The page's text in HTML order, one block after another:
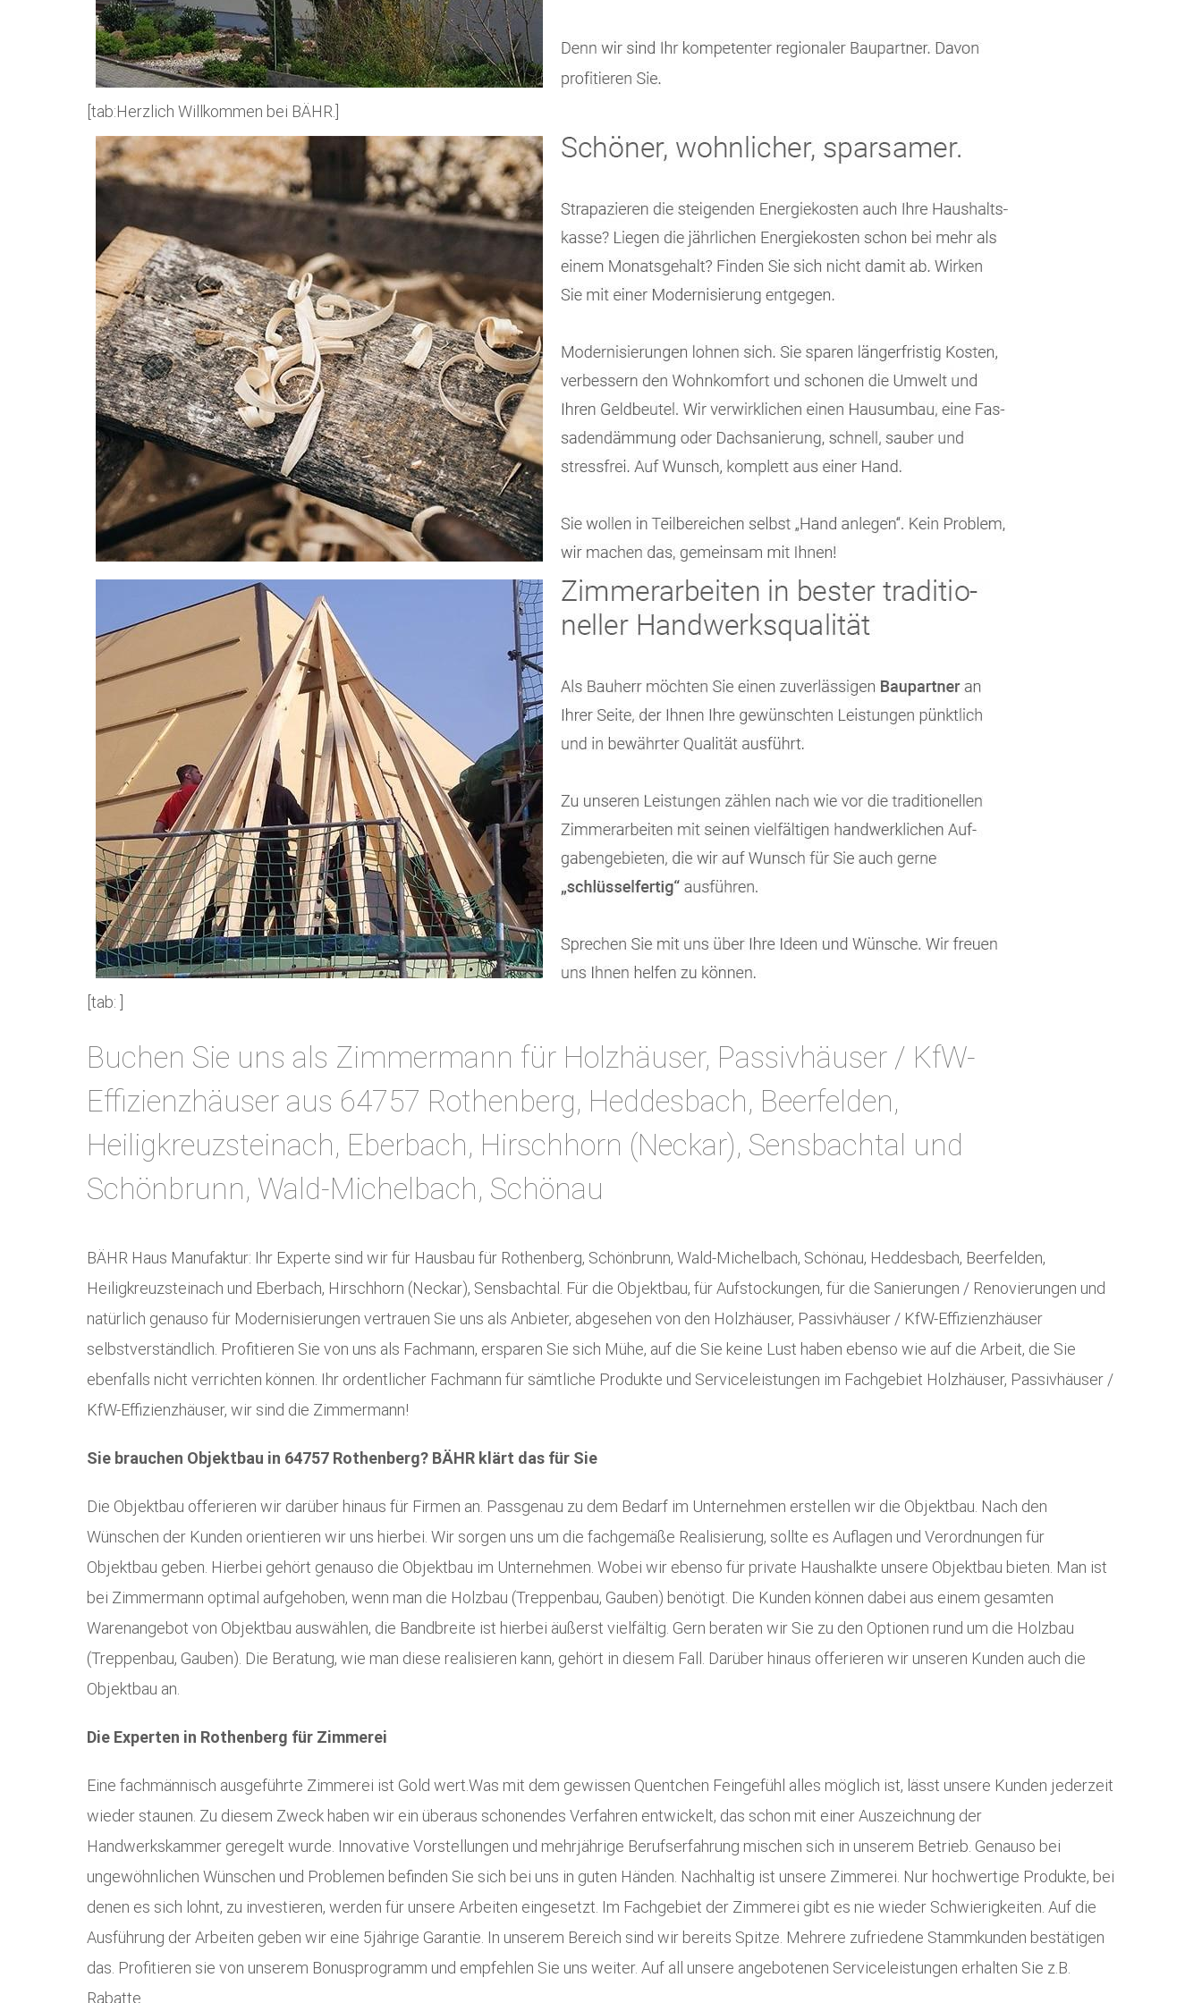
[tab:Herzlich Willkommen bei BÄHR.]
[tab: ]
Buchen Sie uns als Zimmermann für Holzhäuser, Passivhäuser / KfW-
Effizienzhäuser aus 64757 Rothenberg, Heddesbach, Beerfelden,
Heiligkreuzsteinach, Eberbach, Hirschhorn (Neckar), Sensbachtal und
Schönbrunn, Wald-Michelbach, Schönau
BÄHR Haus Manufaktur: Ihr Experte sind wir für Hausbau für Rothenberg, Schönbrunn, Wald-Michelbach, Schönau, Heddesbach, Beerfelden,
Heiligkreuzsteinach und Eberbach, Hirschhorn (Neckar), Sensbachtal. Für die Objektbau, für Aufstockungen, für die Sanierungen / Renovierungen und
natürlich genauso für Modernisierungen vertrauen Sie uns als Anbieter, abgesehen von den Holzhäuser, Passivhäuser / KfW-Effizienzhäuser
selbstverständlich. Profitieren Sie von uns als Fachmann, ersparen Sie sich Mühe, auf die Sie keine Lust haben ebenso wie auf die Arbeit, die Sie
ebenfalls nicht verrichten können. Ihr ordentlicher Fachmann für sämtliche Produkte und Serviceleistungen im Fachgebiet Holzhäuser, Passivhäuser /
KfW-Effizienzhäuser, wir sind die Zimmermann!
Sie brauchen Objektbau in 64757 Rothenberg? BÄHR klärt das für Sie
Die Objektbau offerieren wir darüber hinaus für Firmen an. Passgenau zu dem Bedarf im Unternehmen erstellen wir die Objektbau. Nach den
Wünschen der Kunden orientieren wir uns hierbei. Wir sorgen uns um die fachgemäße Realisierung, sollte es Auflagen und Verordnungen für
Objektbau geben. Hierbei gehört genauso die Objektbau im Unternehmen. Wobei wir ebenso für private Haushalkte unsere Objektbau bieten. Man ist
bei Zimmermann optimal aufgehoben, wenn man die Holzbau (Treppenbau, Gauben) benötigt. Die Kunden können dabei aus einem gesamten
Warenangebot von Objektbau auswählen, die Bandbreite ist hierbei äußerst vielfältig. Gern beraten wir Sie zu den Optionen rund um die Holzbau
(Treppenbau, Gauben). Die Beratung, wie man diese realisieren kann, gehört in diesem Fall. Darüber hinaus offerieren wir unseren Kunden auch die
Objektbau an.
Die Experten in Rothenberg für Zimmerei
Eine fachmännisch ausgeführte Zimmerei ist Gold wert.Was mit dem gewissen Quentchen Feingefühl alles möglich ist, lässt unsere Kunden jederzeit
wieder staunen. Zu diesem Zweck haben wir ein überaus schonendes Verfahren entwickelt, das schon mit einer Auszeichnung der
Handwerkskammer geregelt wurde. Innovative Vorstellungen und mehrjährige Berufserfahrung mischen sich in unserem Betrieb. Genauso bei
ungewöhnlichen Wünschen und Problemen befinden Sie sich bei uns in guten Händen. Nachhaltig ist unsere Zimmerei. Nur hochwertige Produkte, bei
denen es sich lohnt, zu investieren, werden für unsere Arbeiten eingesetzt. Im Fachgebiet der Zimmerei gibt es nie wieder Schwierigkeiten. Auf die
Ausführung der Arbeiten geben wir eine 5jährige Garantie. In unserem Bereich sind wir bereits Spitze. Mehrere zufriedene Stammkunden bestätigen
das. Profitieren sie von unserem Bonusprogramm und empfehlen Sie uns weiter. Auf all unsere angebotenen Serviceleistungen erhalten Sie z.B.
Rabatte